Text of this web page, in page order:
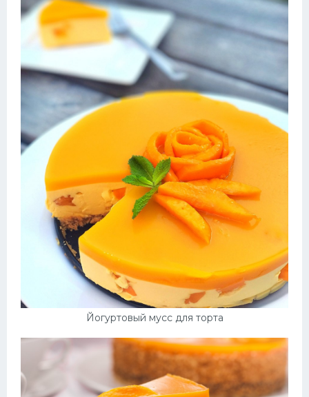
Йогуртовый мусс для торта